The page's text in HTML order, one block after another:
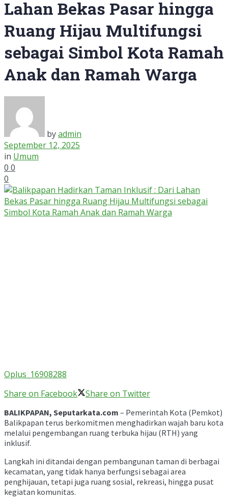
Lahan Bekas Pasar hingga
Ruang Hijau Multifungsi
sebagai Simbol Kota Ramah
Anak dan Ramah Warga
byadmin
September 12, 2025
in Umum
0 0
0
Oplus_16908288
Share on Facebook
Share on Twitter
BALIKPAPAN, Seputarkata.com – Pemerintah Kota (Pemkot)
Balikpapan terus berkomitmen menghadirkan wajah baru kota
melalui pengembangan ruang terbuka hijau (RTH) yang
inklusif.
Langkah ini ditandai dengan pembangunan taman di berbagai
kecamatan, yang tidak hanya berfungsi sebagai area
penghijauan, tetapi juga ruang sosial, rekreasi, hingga pusat
kegiatan komunitas.